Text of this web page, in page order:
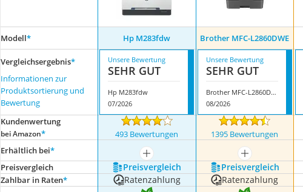
Modell* Hp M283fdw Brother MFC-L2860DWE
Vergleichsergebnis*
Informationen zur
Produktsortierung und
Bewertung
Unsere Bewertung
SEHR GUT
Hp M283fdw
07/2026
Unsere Bewertung
SEHR GUT
Brother MFC-L2860DWE
08/2026
Kundenwertung
bei Amazon* 493 Bewertungen 1395 Bewertungen
Erhältlich bei*
mehr anzeigen mehr anzeigen
Preis­vergleich
Preis­vergleich Preis­vergleich
Zahlbar in Raten* Ratenzahlung Ratenzahlung